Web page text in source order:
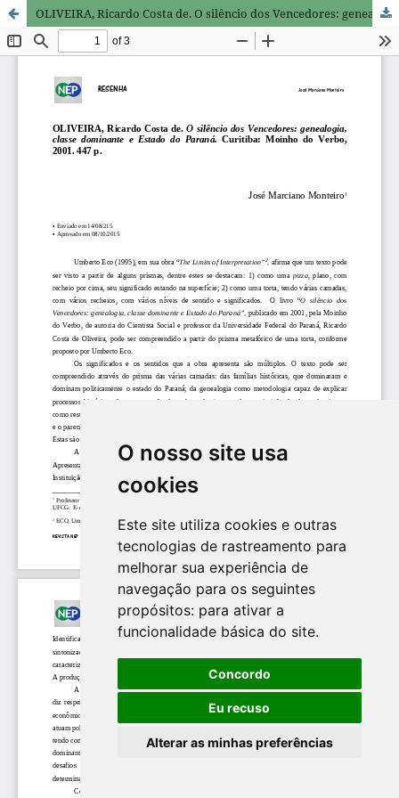
O nosso site usa
cookies
Este site utiliza cookies e outras
tecnologias de rastreamento para
melhorar sua experiência de
navegação para os seguintes
propósitos: para ativar a
funcionalidade básica do site.
Concordo
Eu recuso
Alterar as minhas preferências
OLIVEIRA, Ricardo Costa de. O silêncio dos Vencedores: genealogia, classe dominante e Estado do Paraná. Curitiba: Moinho do Verbo, 2001. 447p.